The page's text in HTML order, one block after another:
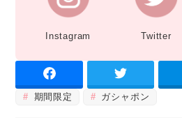
Instagram Twitter
期間限定 ガシャポン